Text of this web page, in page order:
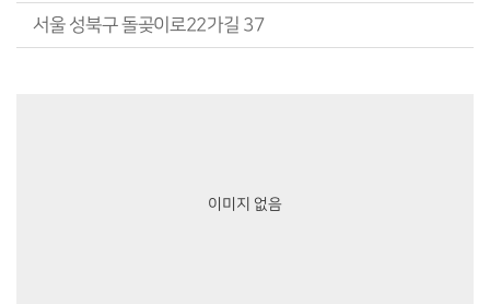
서울 성북구 돌곶이로22가길 37
이미지 없음